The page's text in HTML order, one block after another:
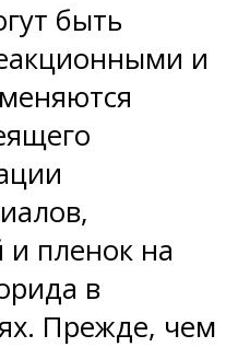
быть
и
и пленок на
в
Прежде, чем